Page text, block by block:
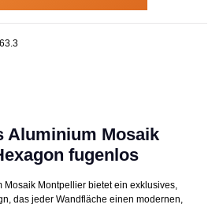
Aluminium Mosaik
fugenlos
Montpellier bietet ein exklusives,
das jeder Wandfläche einen modernen,